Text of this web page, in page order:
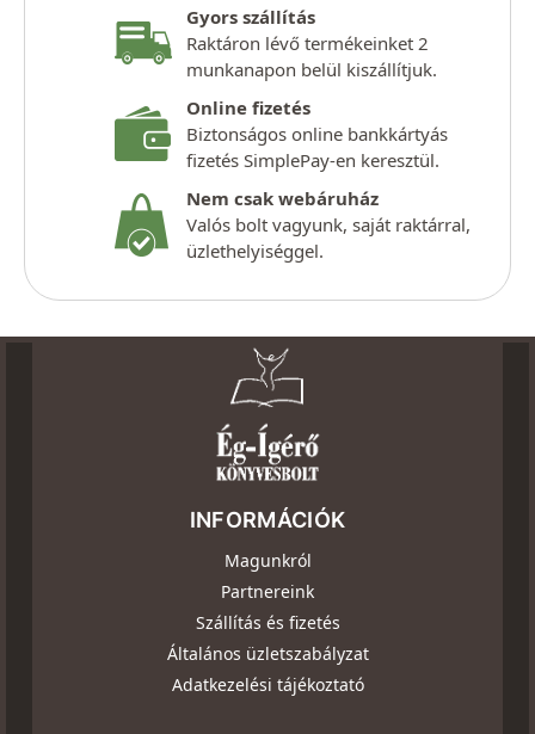
Gyors szállítás
Raktáron lévő termékeinket 2
munkanapon belül kiszállítjuk.
Online fizetés
Biztonságos online bankkártyás
fizetés SimplePay-en keresztül.
Nem csak webáruház
Valós bolt vagyunk, saját raktárral,
üzlethelyiséggel.
INFORMÁCIÓK
Magunkról
Partnereink
Szállítás és fizetés
Általános üzletszabályzat
Adatkezelési tájékoztató